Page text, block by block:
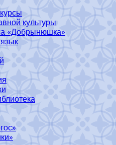
культуры
«Добрынюшка»